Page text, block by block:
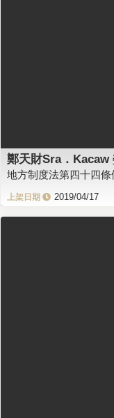
鄭天財Sra．Kacaw
地方制度法第四十四
2019/04/17